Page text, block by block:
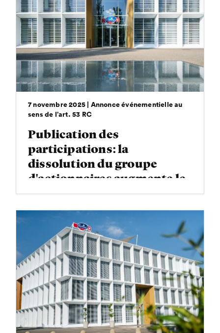
7 novembre 2025 | Annonce événementielle au
sens de l’art. 53 RC
Publication des
participations: la
dissolution du groupe
d'actionnaires augmente le
flottant d'Emmi SA